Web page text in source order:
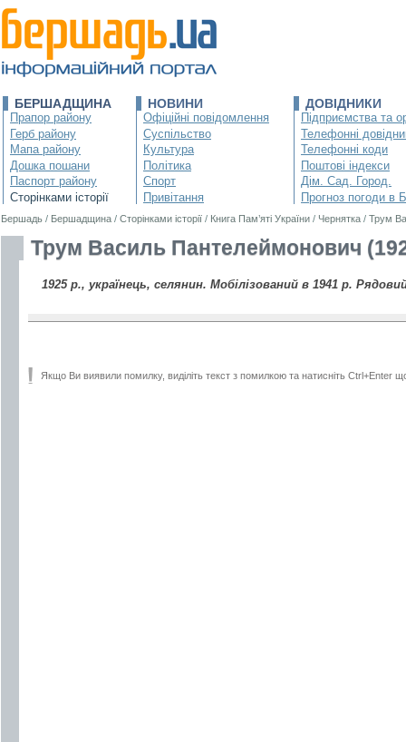
БЕРШАДЩИНА
Прапор району
Герб району
Мапа району
Дошка пошани
Паспорт району
Сторінками історії
НОВИНИ
Офіційні повідомлення
Суспільство
Культура
Політика
Спорт
Привітання
ДОВІДНИКИ
Підприємства та
Телефонні
Телефонні коди
Поштові індекси
Дім. Сад. Город.
Прогноз погоди в
Бершадь / Бершадщина / Сторінками історії / Книга Пам’яті України / Чернятка / Трум
Трум Василь Пантелеймонович
1925 р., українець, селянин. Мобілізований в 1941 р.
Якщо Ви виявили помилку, виділіть текст з помилкою та натисніть Ctrl+Enter